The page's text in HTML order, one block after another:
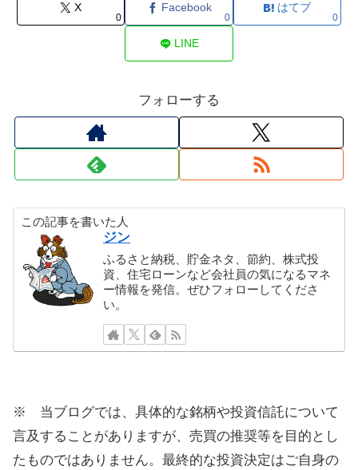
X
0
Facebook
0
はてブ
0
LINE
フォローする
この記事を書いた人
ジン
ふるさと納税、貯金ネタ、節約、株式投
資、住宅ローンなど会社員の気になるマネ
ー情報を発信。ぜひフォローしてくださ
い。
※ 当ブログでは、具体的な銘柄や投資信託について
言及することがありますが、売買の推奨等を目的とし
たものではありません。最終的な投資決定はご自身の